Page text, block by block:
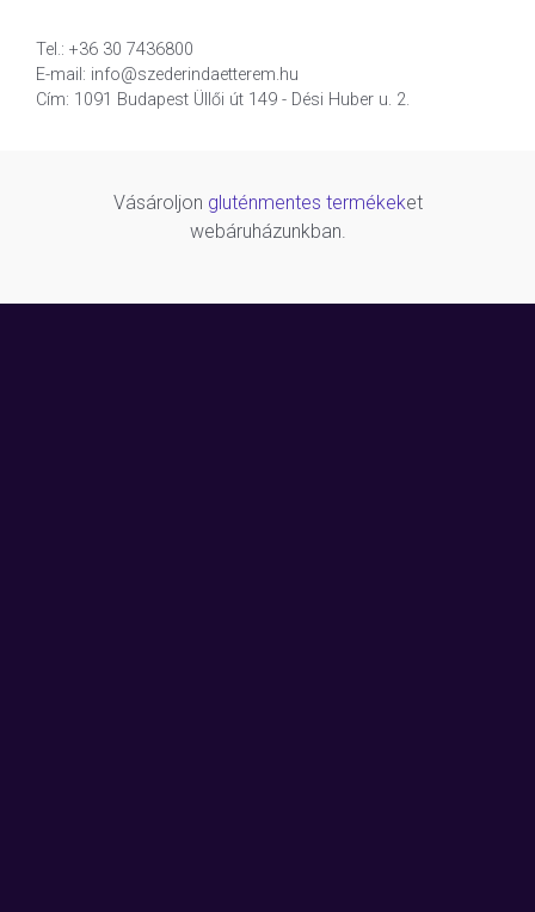
Tel.: +36 30 7436800
E-mail: info@szederindaetterem.hu
Cím: 1091 Budapest Üllői út 149 - Dési Huber u. 2.
Vásároljon gluténmentes termékeket
webáruházunkban.